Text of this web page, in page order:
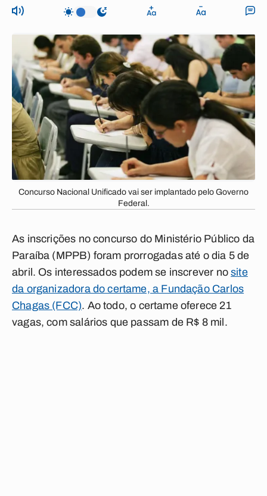
Concurso Nacional Unificado vai ser implantado pelo Governo
Federal.
As inscrições no concurso do Ministério Público da
Paraíba (MPPB) foram prorrogadas até o dia 5 de
abril. Os interessados podem se inscrever nosite
da organizadora do certame, a Fundação Carlos
Chagas (FCC). Ao todo, o certame oferece 21
vagas, com salários que passam de R$ 8 mil.